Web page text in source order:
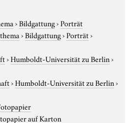
›Bildgattung›Porträt
›Bildgattung›Porträt›
›Humboldt-Universität zu Berlin›
›Humboldt-Universität zu Berlin›
auf Karton